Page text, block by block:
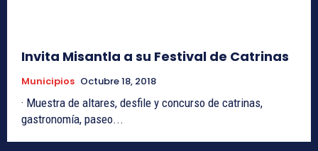
Invita Misantla a su Festival de Catrinas
Municipios Octubre 18, 2018
· Muestra de altares, desfile y concurso de catrinas,
gastronomía, paseo...